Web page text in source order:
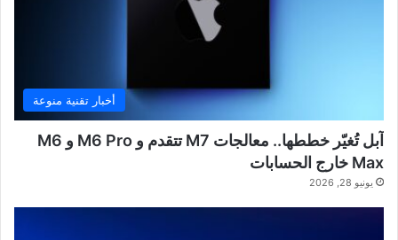
أخبار تقنية منوعة
آبل تُغيّر خططها.. معالجات M7 تتقدم و M6 Pro و M6
Max خارج الحسابات
يونيو 28, 2026